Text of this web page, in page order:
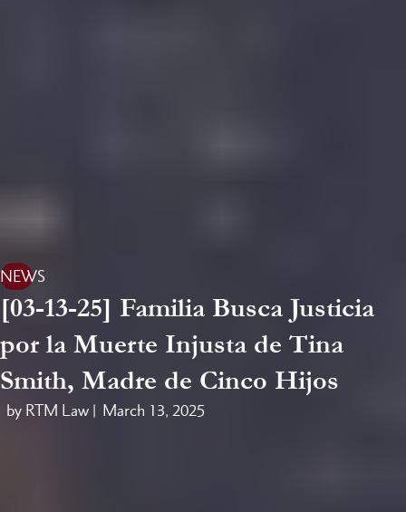
NEWS
[03-13-25] Familia Busca Justicia
por la Muerte Injusta de Tina
Smith, Madre de Cinco Hijos
by RTM Law | March 13, 2025